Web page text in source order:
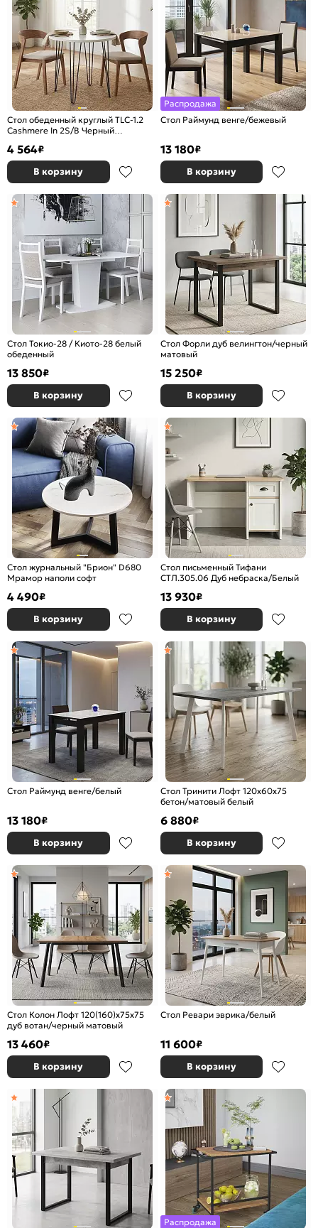
Стол обеденный круглый TLC-1.2
Cashmere In 2S/B Черный
4 564₽
В корзину
Распродажа
Стол Раймунд венге/бежевый
13 180₽
В корзину
Стол Токио-28 / Киото-28 белый
обеденный
13 850₽
В корзину
Стол Форли дуб велингтон/черный
матовый
15 250₽
В корзину
Стол журнальный "Брион" D680
Мрамор наполи софт
4 490₽
В корзину
Стол письменный Тифани
СТЛ.305.06 Дуб небраска/Белый
13 930₽
В корзину
Стол Раймунд венге/белый
13 180₽
В корзину
Стол Тринити Лофт 120х60х75
бетон/матовый белый
6 880₽
В корзину
Стол Колон Лофт 120(160)х75х75
дуб вотан/черный матовый
13 460₽
В корзину
Стол Ревари эврика/белый
11 600₽
В корзину
Распродажа